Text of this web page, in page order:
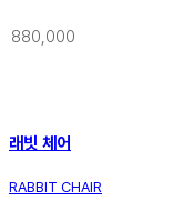
880,000
래빗 체어
RABBIT CHAIR